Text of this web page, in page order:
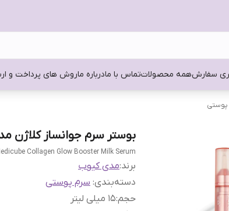
سفارشهمه محصولاتتماس با مادرباره ماروش های پرداخت و
بوستر سرم جوانساز کلاژن
Collagen Glow Booster Milk Serum
برند:مدی کیوب
دسته‌بندی: سرم پوستی
حجم:15 میلی لیتر